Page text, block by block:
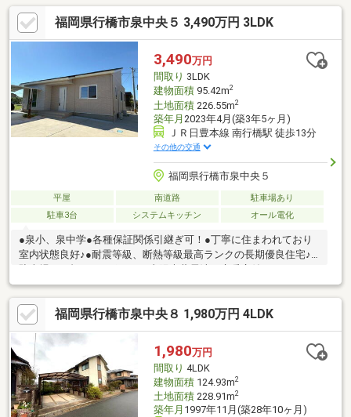
できる広さです。〇JR行橋駅まで徒歩約13分。〇近隣には中学校
や塾があるため、パン屋さんなどしてはいかがでしょうか？不動
産売買・リフォームのことなら【よしなが企画】にお任せ下さ
福岡県行橋市泉中央５ 3,490万円 3LDK
3,490万円
間取り 3LDK
建物面積95.42m2
土地面積226.55m2
築年月 2023年4月(築3年5ヶ月)
ＪＲ日豊本線 南行橋駅 徒歩13分
その他の交通
福岡県行橋市泉中央５
平屋 南道路
駐車場あり
駐車3台
システムキッチン オール電化
●泉小、泉中学●各種保証関係引継ぎ可！●丁寧に住まわれており
室内状態良好♪●耐震等級、断熱等級最高ランクの長期優良住宅♪●
ン後ろにはカップボード付き♪●希少な平屋住宅で老後も安心♪●周
辺にはスーパー・公園・教育施設も揃い、子育て世帯にも理想的
な環境♪●築2年だからこそ、リフォーム不要ですぐ住める安心感
♪●新築の注文住宅は高い。けど建売住宅は嫌だ。そんな方のご希
望を叶えられる一軒写真だけでは伝わらない魅力を是非現地でご
体感下さい！■GoogleレビューエリアNo 1♪■「不動産ふたみん」
にお任せください♪
福岡県行橋市泉中央８ 1,980万円 4LDK
1,980万円
間取り 4LDK
建物面積124.93m2
土地面積228.91m2
築年月 1997年11月(築28年10ヶ月)